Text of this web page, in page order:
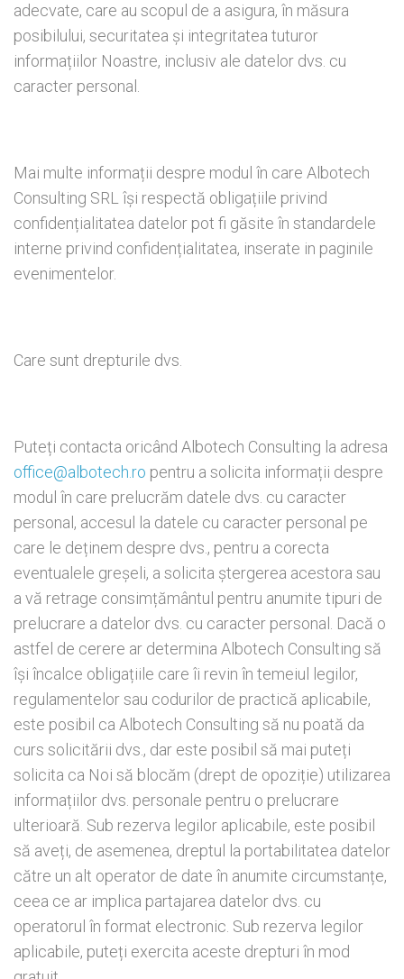
adecvate, care au scopul de a asigura, în măsura
posibilului, securitatea și integritatea tuturor
informațiilor Noastre, inclusiv ale datelor dvs. cu
caracter personal.
Mai multe informații despre modul în care Albotech
Consulting SRL își respectă obligațiile privind
confidențialitatea datelor pot fi găsite în standardele
interne privind confidențialitatea, inserate in paginile
evenimentelor.
Care sunt drepturile dvs.
Puteți contacta oricând Albotech Consulting la adresa
office@albotech.ro pentru a solicita informații despre
modul în care prelucrăm datele dvs. cu caracter
personal, accesul la datele cu caracter personal pe
care le deținem despre dvs., pentru a corecta
eventualele greșeli, a solicita ștergerea acestora sau
a vă retrage consimțământul pentru anumite tipuri de
prelucrare a datelor dvs. cu caracter personal. Dacă o
astfel de cerere ar determina Albotech Consulting să
își încalce obligațiile care îi revin în temeiul legilor,
regulamentelor sau codurilor de practică aplicabile,
este posibil ca Albotech Consulting să nu poată da
curs solicitării dvs., dar este posibil să mai puteți
solicita ca Noi să blocăm (drept de opoziție) utilizarea
informațiilor dvs. personale pentru o prelucrare
ulterioară. Sub rezerva legilor aplicabile, este posibil
să aveți, de asemenea, dreptul la portabilitatea datelor
către un alt operator de date în anumite circumstanțe,
ceea ce ar implica partajarea datelor dvs. cu
operatorul în format electronic. Sub rezerva legilor
aplicabile, puteți exercita aceste drepturi în mod